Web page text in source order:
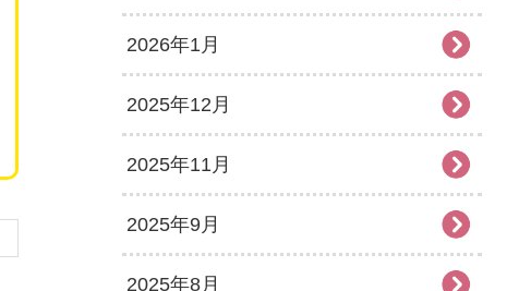
2026年1月
2025年12月
2025年11月
2025年9月
2025年8月